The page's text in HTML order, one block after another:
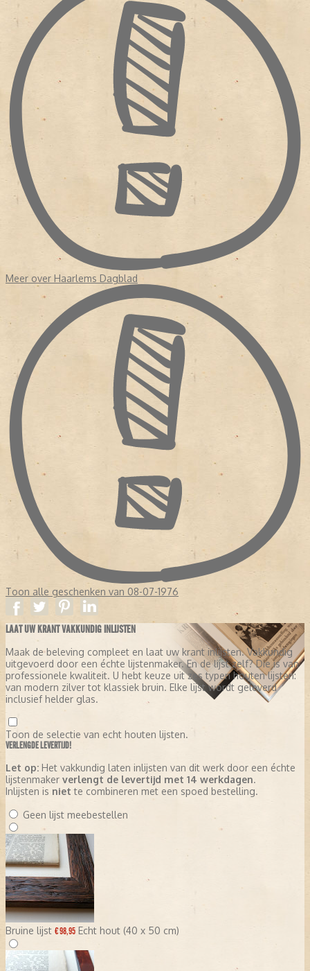
waaronder Pim Fortuyn, Mart Smeets, Brigitte Kaandorp en Heleen
van Royen.
- In april 2013 verscheen de krant voor het eerst als tabloid.
Meer over Haarlems Dagblad
Toon alle geschenken van 08-07-1976
LAAT UW KRANT VAKKUNDIG INLIJSTEN
Maak de beleving compleet en laat uw krant inlijsten. Vakkundig
uitgevoerd door een échte lijstenmaker. En de lijst zelf? Die is van
professionele kwaliteit. U hebt keuze uit zes typen houten lijsten:
van modern zilver tot klassiek bruin. Elke lijst wordt geleverd
inclusief helder glas.
Toon de selectie van echt houten lijsten.
VERLENGDE LEVERTIJD!
Let op: Het vakkundig laten inlijsten van dit werk door een échte
lijstenmaker verlengt de levertijd met 14 werkdagen.
Inlijsten is niet te combineren met een spoed bestelling.
Geen lijst meebestellen
Bruine lijst € 98,95 Echt hout (40 x 50 cm)